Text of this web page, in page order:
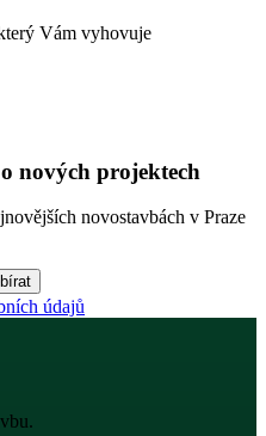
Vám vyhovuje
nových projektech
novostavbách v Praze
údajů